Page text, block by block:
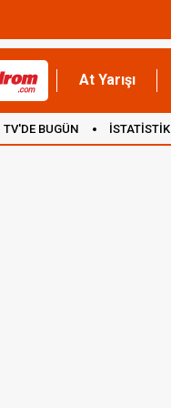
At Yarışı
TV'DE BUGÜN İSTATİSTİK